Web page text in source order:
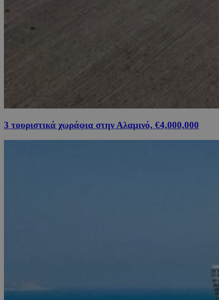
3 τουριστικά χωράφια στην Αλαμινό, €4,000,000